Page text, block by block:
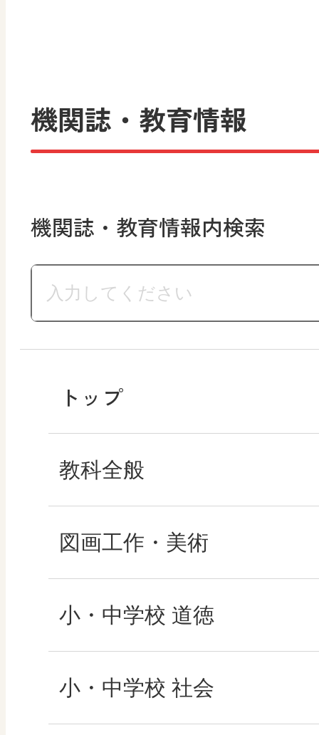
機関誌・教育情報
機関誌・教育情報内検索
トップ
教科全般
教育情報
MOVE
ABCシリーズ
図画工作・美術
形 forme
十人虹色 ～「違う」
小・中学校 道徳
どうとくのひろば
小・中学校 社会